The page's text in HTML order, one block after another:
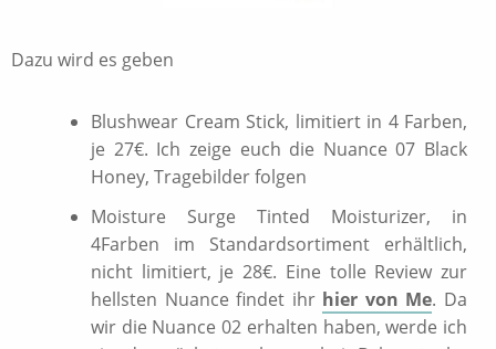
Dazu wird es geben
Blushwear Cream Stick, limitiert in 4 Farben,
je 27€. Ich zeige euch die Nuance 07 Black
Honey, Tragebilder folgen
Moisture Surge Tinted Moisturizer, in
4Farben im Standardsortiment erhältlich,
nicht limitiert, je 28€. Eine tolle Review zur
hellsten Nuance findet ihr hier von Me. Da
wir die Nuance 02 erhalten haben, werde ich